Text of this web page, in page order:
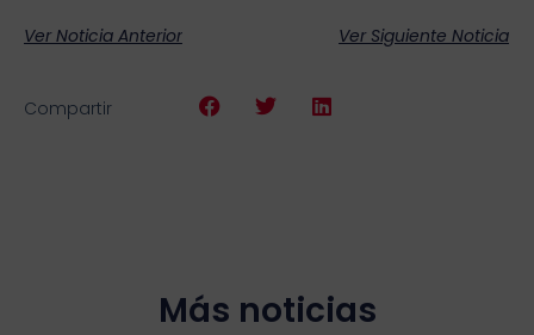
Ver Noticia Anterior Ver Siguiente Noticia
Compartir
Más noticias